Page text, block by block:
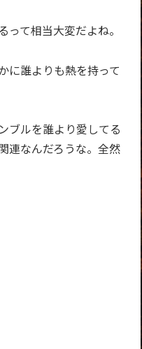
て相当大変だよね。
に誰よりも熱を持って
ブルを誰より愛してる
連なんだろうな。全然